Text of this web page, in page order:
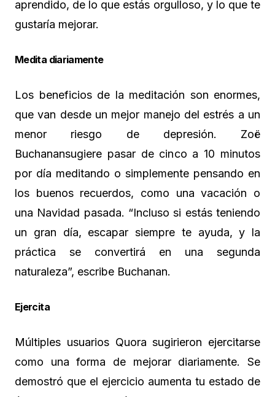
aprendido, de lo que estás orgulloso, y lo que te
gustaría mejorar.
Medita diariamente
Los beneficios de la meditación son enormes,
que van desde un mejor manejo del estrés a un
menor riesgo de depresión. Zoë
Buchanansugiere pasar de cinco a 10 minutos
por día meditando o simplemente pensando en
los buenos recuerdos, como una vacación o
una Navidad pasada. “Incluso si estás teniendo
un gran día, escapar siempre te ayuda, y la
práctica se convertirá en una segunda
naturaleza”, escribe Buchanan.
Ejercita
Múltiples usuarios Quora sugirieron ejercitarse
como una forma de mejorar diariamente. Se
demostró que el ejercicio aumenta tu estado de